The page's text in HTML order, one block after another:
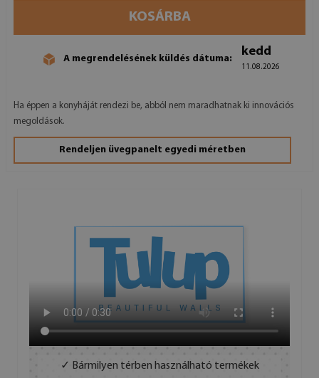
KOSÁRBA
A megrendelésének küldés dátuma:
kedd
11.08.2026
Ha éppen a konyháját rendezi be, abból nem maradhatnak ki innovációs
megoldások.
Rendeljen üvegpanelt egyedi méretben
✓ Bármilyen térben használható termékek